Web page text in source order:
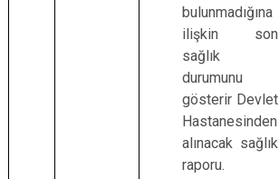
bulunmadığına
ilişkin son
sağlık
durumunu
gösterir Devlet
Hastanesinden
alınacak sağlık
raporu.